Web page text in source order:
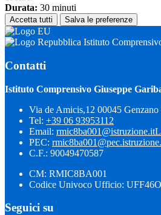
Durata: 30 minuti
Accetta tutti Salva le preferenze
Istituto
Contatti
Istituto Comprensivo Giuseppe
Via de Amicis,12 00045
Tel: +39 06 93953112
Email: rmic8ba001@istruzione.it
PEC:
C.F.: 90049470587
CM: RMIC8BA001
Codice Univoco Ufficio: UFF46O
Seguici su